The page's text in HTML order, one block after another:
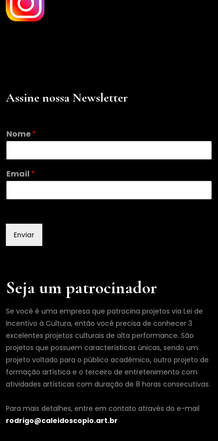
Assine nossa Newsletter
Nome*
E
m
i
m
i
Email *
Enviar
Seja um patrocinador
Se você é uma empresa que patrocina projetos via Lei de
Incentivo à Cultura, então você precisa de conhecer 3
excelentes projetos culturais de alta performance. São
projetos que possuem características únicas, sendo um
projeto voltado para o público acadêmico, outro projeto de
formação artística e o terceiro de entretenimento com
atividades artísticas com duração de 8 horas consecutivas.
Para mais detalhes, entre em contato através do e-mail
rodrigo@caleidoscopio.art.br